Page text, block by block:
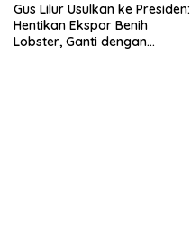
Gus Lilur Usulkan ke Presiden:
Hentikan Ekspor Benih
Lobster, Ganti dengan